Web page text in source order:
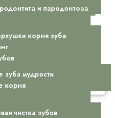
и пародонтоза
корня зуба
зуба мудрости
корня
чистка зубов
Поэтому бояться нечего —
протез и
выбирают